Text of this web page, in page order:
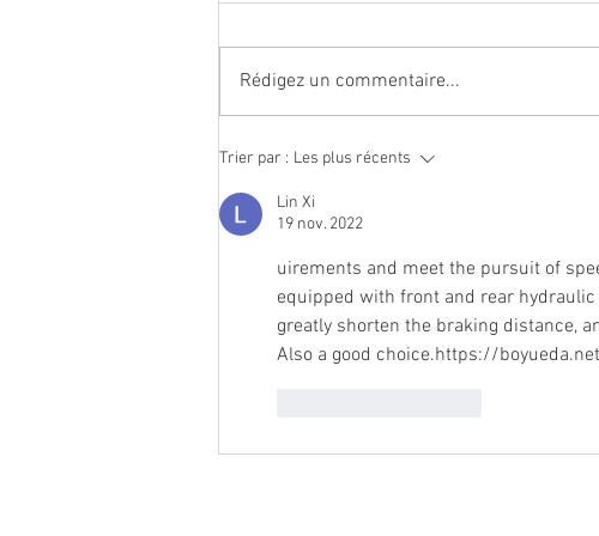
Rédigez un commentaire...
Trier par : Les plus récents
Lin Xi
19 nov. 2022
uirements and meet the pursuit of
equipped with front and rear
greatly shorten the braking distance,
Also a good choice.https://boyueda.net